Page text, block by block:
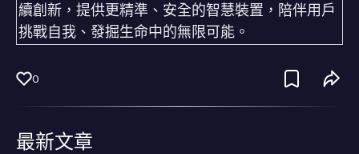
續創新，提供更精準、安全的智慧裝置，陪伴用戶
挑戰自我、發掘生命中的無限可能。
0
最新文章